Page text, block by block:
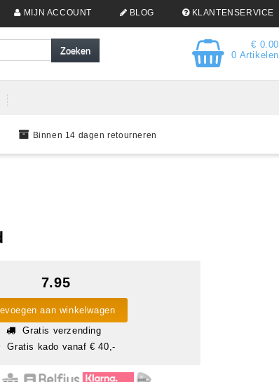
MIJN ACCOUNT BLOG KLANTENSERVICE
€ 0.00
0 Artikelen
Binnen 14 dagen retourneren
7.95
aan winkelwagen
Gratis verzending
Gratis kado vanaf € 40,-